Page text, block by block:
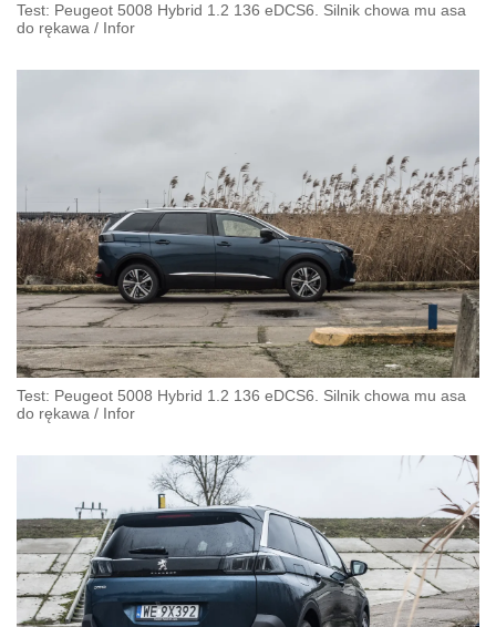
Test: Peugeot 5008 Hybrid 1.2 136 eDCS6. Silnik chowa mu asa
do rękawa / Infor
Test: Peugeot 5008 Hybrid 1.2 136 eDCS6. Silnik chowa mu asa
do rękawa / Infor